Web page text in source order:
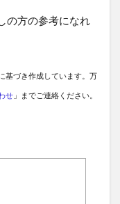
の方の参考になれ
基づき作成しています。万
せ 」までご連絡ください。